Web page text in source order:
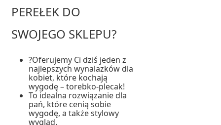
PEREŁEK DO
SWOJEGO SKLEPU?
?Oferujemy Ci dziś jeden z
najlepszych wynalazków dla
kobiet, które kochają
wygodę – torebko-plecak!
To idealna rozwiązanie dla
pań, które cenią sobie
wygodę, a także stylowy
wygląd.